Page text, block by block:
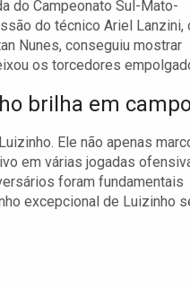
do Campeonato Sul-Mato-
do técnico Ariel Lanzini,
Nunes, conseguiu mostrar
os torcedores
brilha em
Ele não apenas
em várias jogadas
foram fundamentais
excepcional de Luizinho